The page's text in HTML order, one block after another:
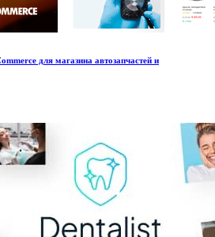
для магазина автозапчастей и